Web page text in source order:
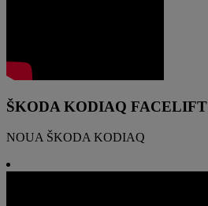
ŠKODA KODIAQ FACELIFT
NOUA ŠKODA KODIAQ